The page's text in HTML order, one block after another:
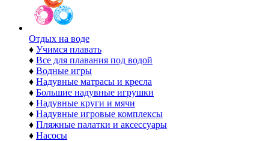
Отдых на воде
♦ Учимся плавать
♦ Все для плавания под водой
♦ Водные игры
♦ Надувные матрасы и кресла
♦ Большие надувные игрушки
♦ Надувные круги и мячи
♦ Надувные игровые комплексы
♦ Пляжные палатки и аксессуары
♦ Насосы